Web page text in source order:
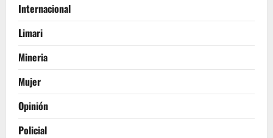
Internacional
Limari
Mineria
Mujer
Opinión
Policial